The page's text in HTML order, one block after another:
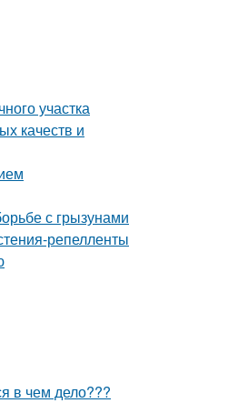
участка
качеств и
с грызунами
репелленты
в чем дело???